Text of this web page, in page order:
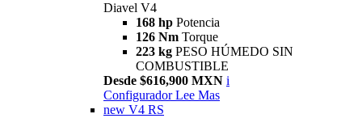
Diavel V4
168 hp Potencia
126 Nm Torque
223 kg PESO HÚMEDO SIN
COMBUSTIBLE
Desde $616,900 MXN i
Configurador Lee Mas
new V4 RS